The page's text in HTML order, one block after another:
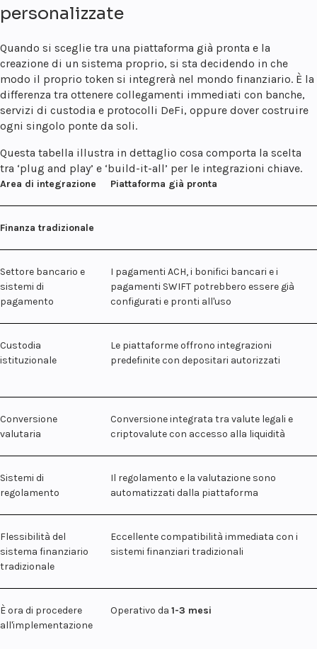
personalizzate
Quando si sceglie tra una piattaforma già pronta e la
creazione di un sistema proprio, si sta decidendo in che
modo il proprio token si integrerà nel mondo finanziario. È la
differenza tra ottenere collegamenti immediati con banche,
servizi di custodia e protocolli DeFi, oppure dover costruire
ogni singolo ponte da soli.
Questa tabella illustra in dettaglio cosa comporta la scelta
tra ‘plug and play’ e ‘build-it-all’ per le integrazioni chiave.
Area di integrazione Piattaforma già pronta
Finanza tradizionale
Settore bancario e
sistemi di
pagamento
I pagamenti ACH, i bonifici bancari e i
pagamenti SWIFT potrebbero essere già
configurati e pronti all'uso
Custodia
istituzionale
Le piattaforme offrono integrazioni
predefinite con depositari autorizzati
Conversione
valutaria
Conversione integrata tra valute legali e
criptovalute con accesso alla liquidità
Sistemi di
regolamento
Il regolamento e la valutazione sono
automatizzati dalla piattaforma
Flessibilità del
sistema finanziario
tradizionale
Eccellente compatibilità immediata con i
sistemi finanziari tradizionali
È ora di procedere
all'implementazione
Operativo da1-3 mesi